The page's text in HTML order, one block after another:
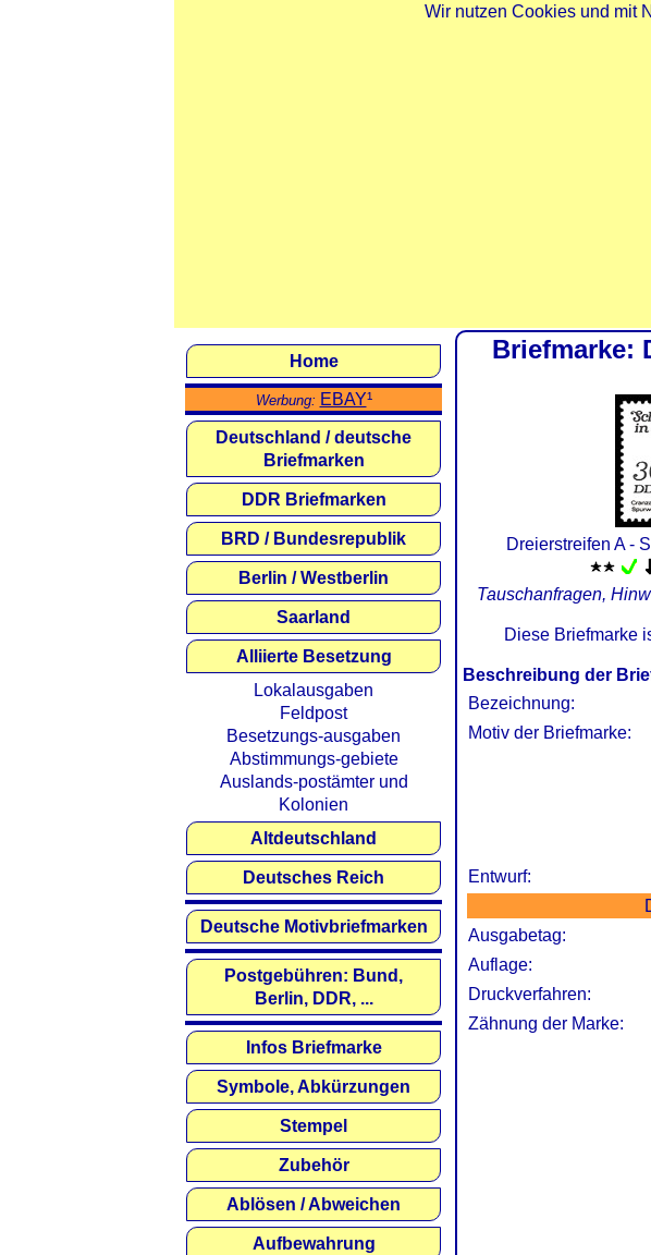
Wir nutzen Cookies und mit
Briefmarke:
Dreierstreifen A -
Tauschanfragen,
Diese Briefmarke
Beschreibung der
Bezeichnung:
Motiv der Briefmarke:
Entwurf:
Ausgabetag:
Auflage:
Druckverfahren:
Zähnung der Marke:
Home
Werbung: EBAY¹
Deutschland / deutsche
Briefmarken
DDR Briefmarken
BRD / Bundesrepublik
Berlin / Westberlin
Saarland
Alliierte Besetzung
Lokalausgaben
Feldpost
Besetzungs-ausgaben
Abstimmungs-gebiete
Auslands-postämter und
Kolonien
Altdeutschland
Deutsches Reich
Deutsche Motivbriefmarken
Postgebühren: Bund,
Berlin, DDR, ...
Infos Briefmarke
Symbole, Abkürzungen
Stempel
Zubehör
Ablösen / Abweichen
Aufbewahrung